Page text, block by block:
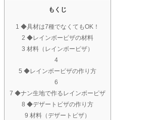
もくじ
1 ◆具材は7種でなくてもOK！
2 ◆レインボーピザの材料
3 材料（レインボーピザ）
4
5 ◆レインボーピザの作り方
6
7 ◆ナン生地で作るレインボーピザ
8 ◆デザートピザの作り方
9 材料（デザートピザ）